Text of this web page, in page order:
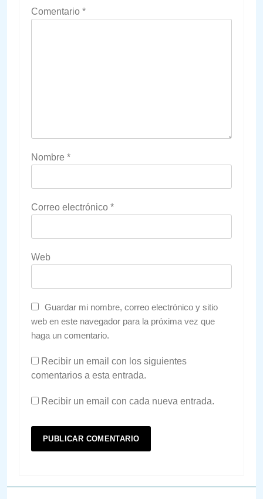
Comentario *
Nombre *
Correo electrónico *
Web
Guardar mi nombre, correo electrónico y sitio
web en este navegador para la próxima vez que
haga un comentario.
Recibir un email con los siguientes
comentarios a esta entrada.
Recibir un email con cada nueva entrada.